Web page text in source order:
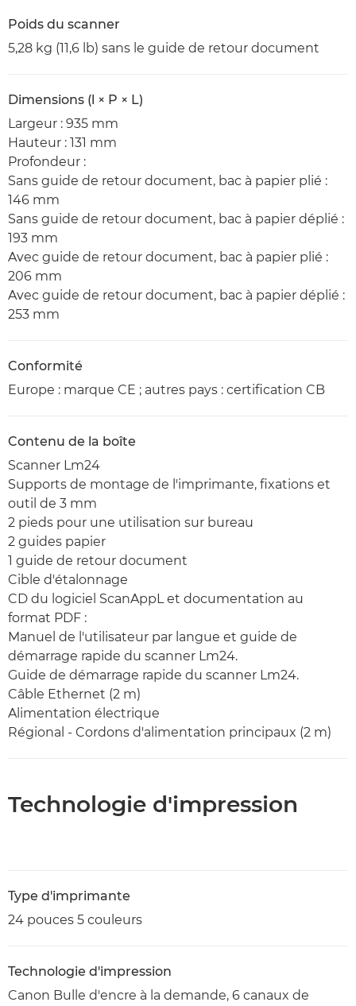
Poids du scanner
5,28 kg (11,6 lb) sans le guide de retour document
Dimensions (l × P × L)
Largeur : 935 mm
Hauteur : 131 mm
Profondeur :
Sans guide de retour document, bac à papier plié :
146 mm
Sans guide de retour document, bac à papier déplié :
193 mm
Avec guide de retour document, bac à papier plié :
206 mm
Avec guide de retour document, bac à papier déplié :
253 mm
Conformité
Europe : marque CE ; autres pays : certification CB
Contenu de la boîte
Scanner Lm24
Supports de montage de l'imprimante, fixations et
outil de 3 mm
2 pieds pour une utilisation sur bureau
2 guides papier
1 guide de retour document
Cible d'étalonnage
CD du logiciel ScanAppL et documentation au
format PDF :
Manuel de l'utilisateur par langue et guide de
démarrage rapide du scanner Lm24.
Guide de démarrage rapide du scanner Lm24.
Câble Ethernet (2 m)
Alimentation électrique
Régional - Cordons d'alimentation principaux (2 m)
Technologie d'impression
Type d'imprimante
24 pouces 5 couleurs
Technologie d'impression
Canon Bulle d'encre à la demande, 6 canaux de